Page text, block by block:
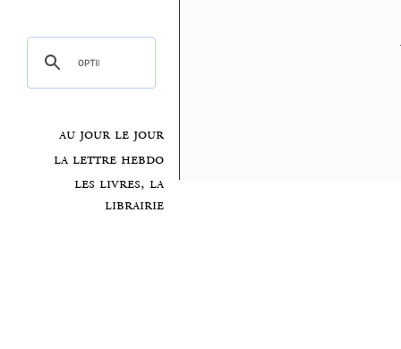
au jour le jour
la lettre hebdo
les livres, la
librairie